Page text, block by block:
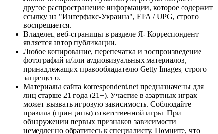
другое распространение информации, которое содержит
ссылку на "Интерфакс-Украина", EPA / UPG, строго
воспрещается.
Владелец веб-страницы в разделе Я- Корреспондент
является автор публикации.
Любое копирование, перепечатка и воспроизведение
фотографий и/или аудиовизуальных материалов,
принадлежащих правообладателю Getty Images, строго
запрещено.
Материалы сайта korrespondent.net предназначены для
лиц старше 21 года (21+). Участие в азартных играх
может вызвать игровую зависимость. Соблюдайте
правила (принципы) ответственной игры. При
обнаружении первых признаков зависимости
немедленно обратитесь к специалисту. Помните, что